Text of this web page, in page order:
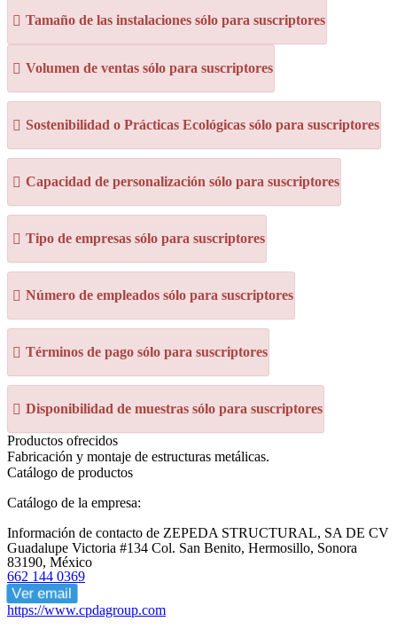
Tamaño de las instalaciones sólo para suscriptores
Volumen de ventas sólo para suscriptores
Sostenibilidad o Prácticas Ecológicas sólo para suscriptores
Capacidad de personalización sólo para suscriptores
Tipo de empresas sólo para suscriptores
Número de empleados sólo para suscriptores
Términos de pago sólo para suscriptores
Disponibilidad de muestras sólo para suscriptores
Productos ofrecidos
Fabricación y montaje de estructuras metálicas.
Catálogo de productos
Catálogo de la empresa:
Información de contacto de ZEPEDA STRUCTURAL, SA DE CV
Guadalupe Victoria #134 Col. San Benito, Hermosillo, Sonora
83190, México
662 144 0369
Ver email
https://www.cpdagroup.com